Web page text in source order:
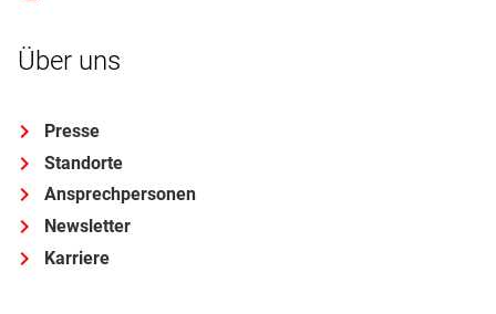
Über uns
Presse
Standorte
Ansprechpersonen
Newsletter
Karriere